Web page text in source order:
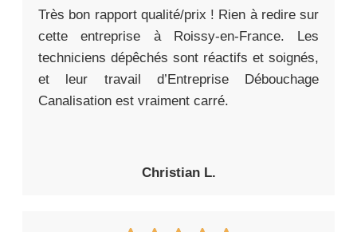
Très bon rapport qualité/prix ! Rien à redire sur
cette entreprise à Roissy-en-France. Les
techniciens dépêchés sont réactifs et soignés,
et leur travail d’Entreprise Débouchage
Canalisation est vraiment carré.
Christian L.